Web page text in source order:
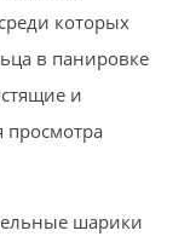
которых
в панировке
и
просмотра
шарики